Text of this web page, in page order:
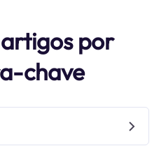
por
chave